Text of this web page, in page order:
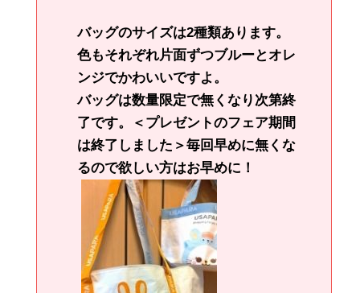
バッグのサイズは2種類あります。
色もそれぞれ片面ずつブルーとオレ
ンジでかわいいですよ。
バッグは数量限定で無くなり次第終
了です。＜プレゼントのフェア期間
は終了しました＞毎回早めに無くな
るので欲しい方はお早めに！